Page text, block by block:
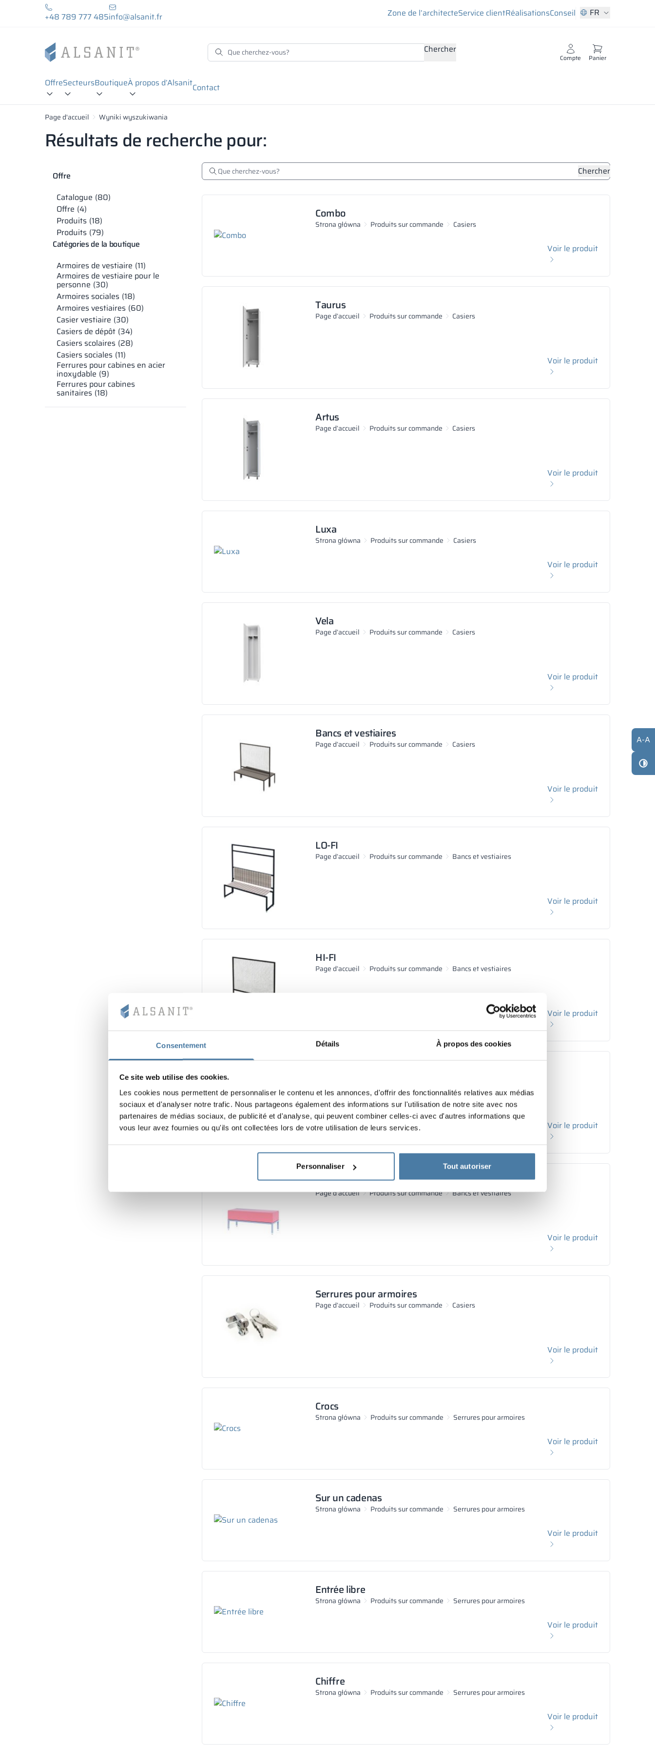
Consentement Détails À propos des cookies
Ce site web utilise des cookies.
Les cookies nous permettent de personnaliser le contenu et les annonces, d'offrir des fonctionnalités relatives aux médias
sociaux et d'analyser notre trafic. Nous partageons également des informations sur l'utilisation de notre site avec nos
partenaires de médias sociaux, de publicité et d'analyse, qui peuvent combiner celles-ci avec d'autres informations que
vous leur avez fournies ou qu'ils ont collectées lors de votre utilisation de leurs services.
Personnaliser Tout autoriser
+48 789 777 485info@alsanit.fr Zone de l’architecteService clientRéalisationsConseil FR
Chercher
Compte Panier
OffreSecteursBoutiqueÀ propos d’AlsanitContact
Page d'accueil Wyniki wyszukiwania
Résultats de recherche pour:
Offre
Catalogue 80
Offre 4
Produits 18
Produits 79
Catégories de la boutique
Armoires de vestiaire 11
Armoires de vestiaire pour le
personne 30
Armoires sociales 18
Armoires vestiaires 60
Casier vestiaire 30
Casiers de dépôt 34
Casiers scolaires 28
Casiers sociales 11
Ferrures pour cabines en acier
inoxydable 9
Ferrures pour cabines
sanitaires 18
Chercher
Combo
Strona główna Produits sur commande Casiers
Voir le produit
Taurus
Page d’accueil Produits sur commande Casiers
Voir le produit
Artus
Page d’accueil Produits sur commande Casiers
Voir le produit
Luxa
Strona główna Produits sur commande Casiers
Voir le produit
Vela
Page d’accueil Produits sur commande Casiers
Voir le produit
Bancs et vestiaires
Page d’accueil Produits sur commande Casiers
Voir le produit
LO-FI
Page d’accueil Produits sur commande Bancs et vestiaires
Voir le produit
HI-FI
Page d’accueil Produits sur commande Bancs et vestiaires
Voir le produit
Voir le produit
LANDO
Page d’accueil Produits sur commande Bancs et vestiaires
Voir le produit
Serrures pour armoires
Page d’accueil Produits sur commande Casiers
Voir le produit
Crocs
Strona główna Produits sur commande Serrures pour armoires
Voir le produit
Sur un cadenas
Strona główna Produits sur commande Serrures pour armoires
Voir le produit
Entrée libre
Strona główna Produits sur commande Serrures pour armoires
Voir le produit
Chiffre
Strona główna Produits sur commande Serrures pour armoires
Voir le produit
A-A